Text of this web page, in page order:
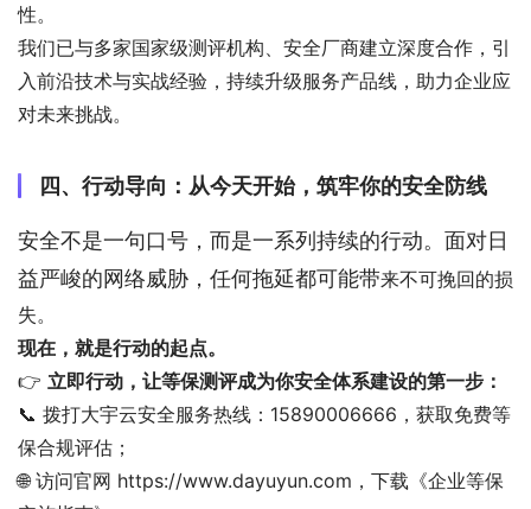
性。
我们已与多家国家级测评机构、安全厂商建立深度合作，引
入前沿技术与实战经验，持续升级服务产品线，助力企业应
对未来挑战。
四、行动导向：从今天开始，筑牢你的安全防线
安全不是一句口号，而是一系列持续的行动。面对日
益严峻的网络威胁，任何拖延都可能带来不可挽回的损
失。
现在，就是行动的起点。
👉 立即行动，让等保测评成为你安全体系建设的第一步：
📞 拨打大宇云安全服务热线：15890006666，获取免费等
保合规评估；
🌐 访问官网 https://www.dayuyun.com ，下载《企业等保